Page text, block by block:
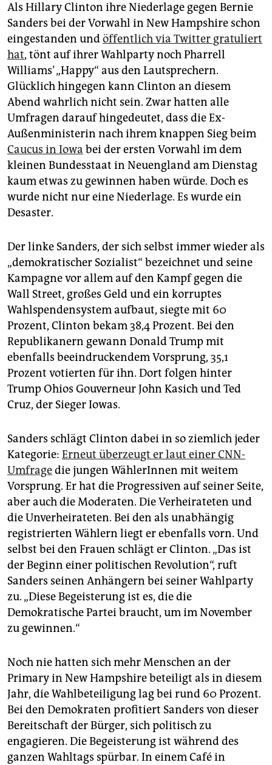
unterstützen
abo
genossenschaft
epaper login
Als Hillary Clinton ihre Niederlage gegen Bernie
Sanders bei der Vorwahl in New Hampshire schon
eingestanden undöffentlich via Twitter gratuliert
hat, tönt auf ihrer Wahlparty noch Pharrell
Williams’ „Happy“ aus den Lautsprechern.
Glücklich hingegen kann Clinton an diesem
Abend wahrlich nicht sein. Zwar hatten alle
Umfragen darauf hingedeutet, dass die Ex-
Außenministerin nach ihrem knappen Sieg beim
Caucus in Iowa bei der ersten Vorwahl im dem
kleinen Bundesstaat in Neuengland am Dienstag
kaum etwas zu gewinnen haben würde. Doch es
wurde nicht nur eine Niederlage. Es wurde ein
Desaster.
Der linke Sanders, der sich selbst immer wieder als
„demokratischer Sozialist“ bezeichnet und seine
Kampagne vor allem auf den Kampf gegen die
Wall Street, großes Geld und ein korruptes
Wahlspendensystem aufbaut, siegte mit 60
Prozent, Clinton bekam 38,4 Prozent. Bei den
Republikanern gewann Donald Trump mit
ebenfalls beeindruckendem Vorsprung, 35,1
Prozent votierten für ihn. Dort folgen hinter
Trump Ohios Gouverneur John Kasich und Ted
Cruz, der Sieger Iowas.
Sanders schlägt Clinton dabei in so ziemlich jeder
Kategorie: Erneut überzeugt er laut einer CNN-
Umfragedie jungen WählerInnen mit weitem
Vorsprung. Er hat die Progressiven auf seiner Seite,
aber auch die Moderaten. Die Verheirateten und
die Unverheirateten. Bei den als unabhängig
registrierten Wählern liegt er ebenfalls vorn. Und
selbst bei den Frauen schlägt er Clinton. „Das ist
der Beginn einer politischen Revolution“, ruft
Sanders seinen Anhängern bei seiner Wahlparty
zu. „Diese Begeisterung ist es, die die
Demokratische Partei braucht, um im November
zu gewinnen.“
Noch nie hatten sich mehr Menschen an der
Primary in New Hampshire beteiligt als in diesem
Jahr, die Wahlbeteiligung lag bei rund 60 Prozent.
Bei den Demokraten profitiert Sanders von dieser
Bereitschaft der Bürger, sich politisch zu
engagieren. Die Begeisterung ist während des
ganzen Wahltags spürbar. In einem Café in